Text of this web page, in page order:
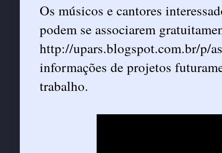
Os músicos e cantores
podem se associarem
http://upars.blogspot.com.br/p/
informações de projetos
trabalho.